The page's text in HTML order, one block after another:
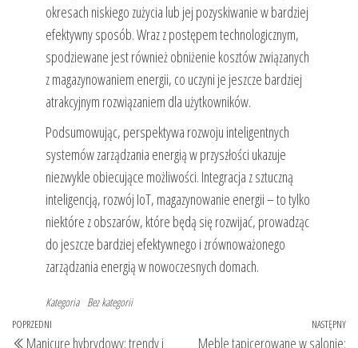
okresach niskiego zużycia lub jej pozyskiwanie w bardziej
efektywny sposób. Wraz z postępem technologicznym,
spodziewane jest również obniżenie kosztów związanych
z magazynowaniem energii, co uczyni je jeszcze bardziej
atrakcyjnym rozwiązaniem dla użytkowników.
Podsumowując, perspektywa rozwoju inteligentnych
systemów zarządzania energią w przyszłości ukazuje
niezwykle obiecujące możliwości. Integracja z sztuczną
inteligencją, rozwój IoT, magazynowanie energii – to tylko
niektóre z obszarów, które będą się rozwijać, prowadząc
do jeszcze bardziej efektywnego i zrównoważonego
zarządzania energią w nowoczesnych domach.
Kategoria Bez kategorii
Nawigacja
Poprzedni
POPRZEDNI
Manicure hybrydowy: trendy i
NASTĘPNY
Meble tapicerowane w salonie: